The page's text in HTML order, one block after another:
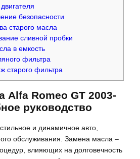
безопасности
старого масла
сливной пробки
в емкость
фильтра
старого фильтра
Alfa Romeo GT 2003-
руководство
и динамичное авто,
обслуживания. Замена масла –
влияющих на долговечность